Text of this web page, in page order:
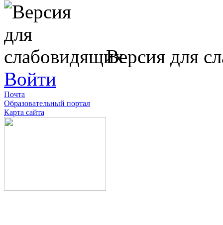
Версия для
Войти
Почта
Образовательный портал
Карта сайта